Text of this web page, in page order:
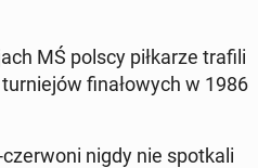
MŚ polscy pił­ka­rze trafili
fi­na­ło­wych w 1986
nigdy nie spo­tka­li